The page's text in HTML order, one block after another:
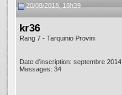
20/08/2018, 18h39
kr36
Rang 7 - Tarquinio Provini
Date d'inscription: septembre 2014
Messages: 34